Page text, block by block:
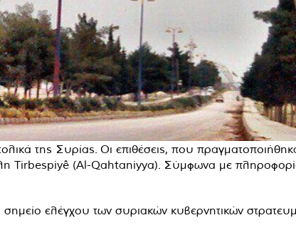
της Συρίας. Οι επιθέσεις, που
Tirbespiyê (Al-Qahtaniyya). Σύμφωνα με
ελέγχου των συριακών κυβερνητικών